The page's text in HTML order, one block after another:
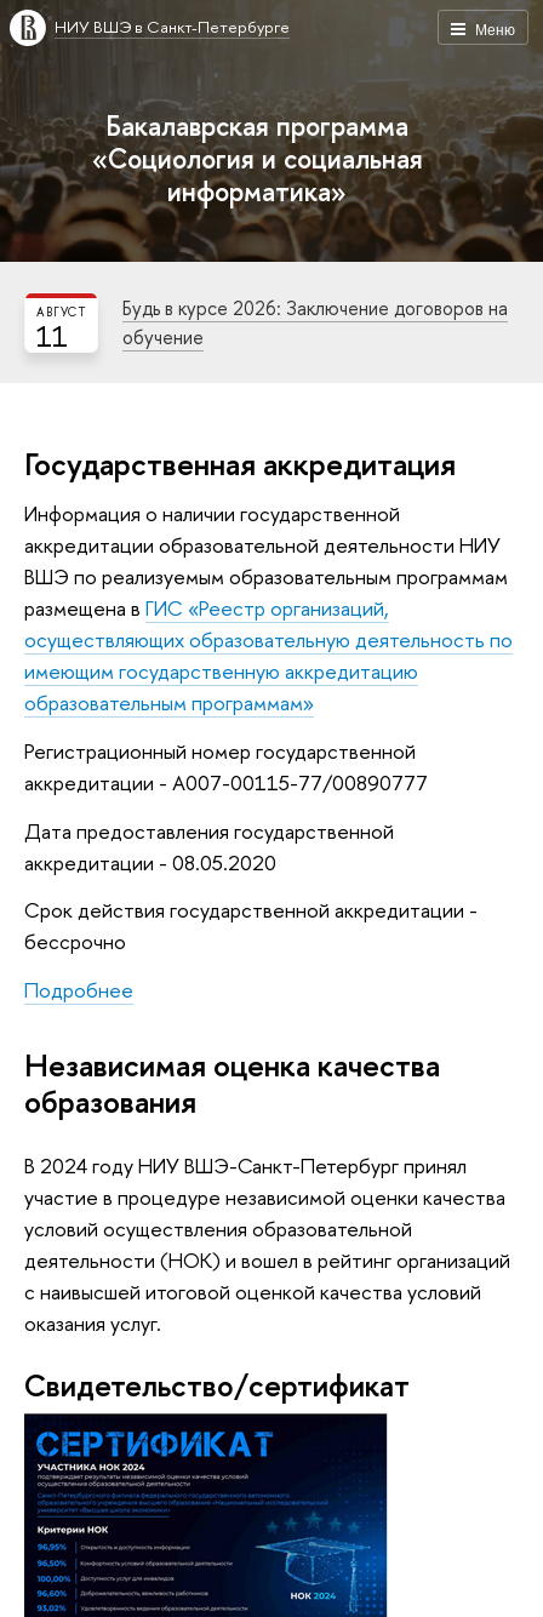
Меню
НИУ ВШЭ в Санкт-Петербурге
Бакалаврская программа
«Социология и социальная
информатика»
11
АВГУСТ
Будь в курсе 2026: Заключение договоров на
обучение
Государственная аккредитация
Информация о наличии государственной
аккредитации образовательной деятельности НИУ
ВШЭ по реализуемым образовательным программам
размещена в ГИС «Реестр организаций,
осуществляющих образовательную деятельность по
имеющим государственную аккредитацию
образовательным программам»
Регистрационный номер государственной
аккредитации - А007-00115-77/00890777
Дата предоставления государственной
аккредитации - 08.05.2020
Срок действия государственной аккредитации -
бессрочно
Подробнее
Независимая оценка качества
образования
В 2024 году НИУ ВШЭ-Санкт-Петербург принял
участие в процедуре независимой оценки качества
условий осуществления образовательной
деятельности (НОК) и вошел в рейтинг организаций
с наивысшей итоговой оценкой качества условий
оказания услуг.
Свидетельство/сертификат